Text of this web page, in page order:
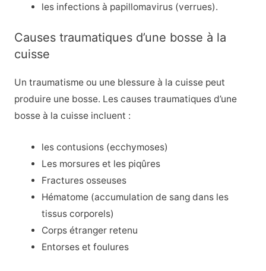
les infections à papillomavirus (verrues).
Causes traumatiques d’une bosse à la
cuisse
Un traumatisme ou une blessure à la cuisse peut
produire une bosse. Les causes traumatiques d’une
bosse à la cuisse incluent :
les contusions (ecchymoses)
Les morsures et les piqûres
Fractures osseuses
Hématome (accumulation de sang dans les
tissus corporels)
Corps étranger retenu
Entorses et foulures